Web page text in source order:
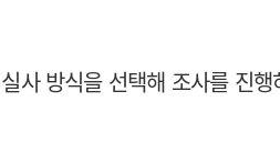
사 방식을 선택해 조사를 진